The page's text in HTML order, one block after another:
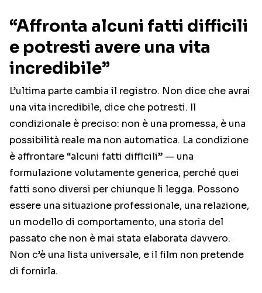
“Affronta alcuni fatti difficili
e potresti avere una vita
incredibile”
L’ultima parte cambia il registro. Non dice che avrai
una vita incredibile, dice che potresti. Il
condizionale è preciso: non è una promessa, è una
possibilità reale ma non automatica. La condizione
è affrontare “alcuni fatti difficili” — una
formulazione volutamente generica, perché quei
fatti sono diversi per chiunque li legga. Possono
essere una situazione professionale, una relazione,
un modello di comportamento, una storia del
passato che non è mai stata elaborata davvero.
Non c’è una lista universale, e il film non pretende
di fornirla.